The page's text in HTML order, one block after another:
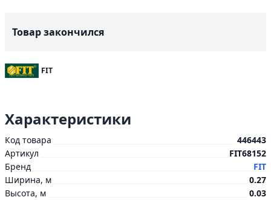
Товар закончился
FIT
Характеристики
Код товара
446443
Артикул
FIT68152
Бренд
FIT
Ширина, м
0.27
Высота, м
0.03